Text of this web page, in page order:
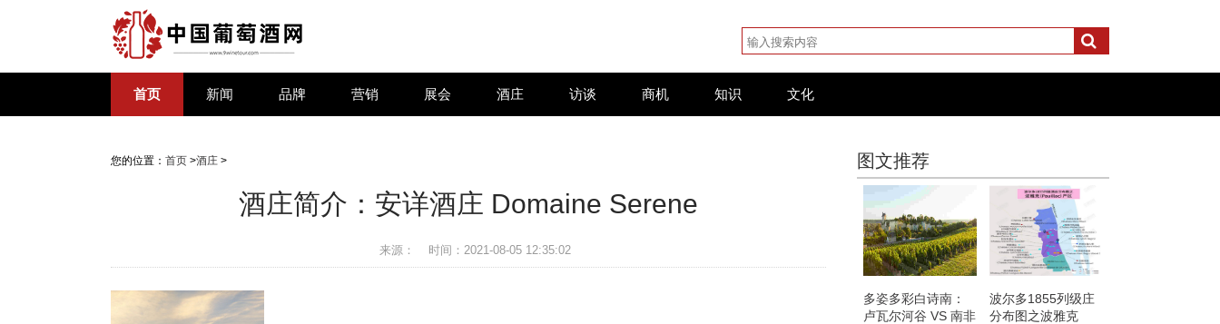
首页 新闻 品牌 营销 展会 酒庄 访谈 商机 知识 文化
您的位置： 首页 >酒庄 >
酒庄简介：安详酒庄 Domaine Serene
来源： 时间：2021-08-05 12:35:02
图文推荐
多姿多彩白诗南：
卢瓦尔河谷 VS 南非
波尔多1855列级庄
分布图之波雅克